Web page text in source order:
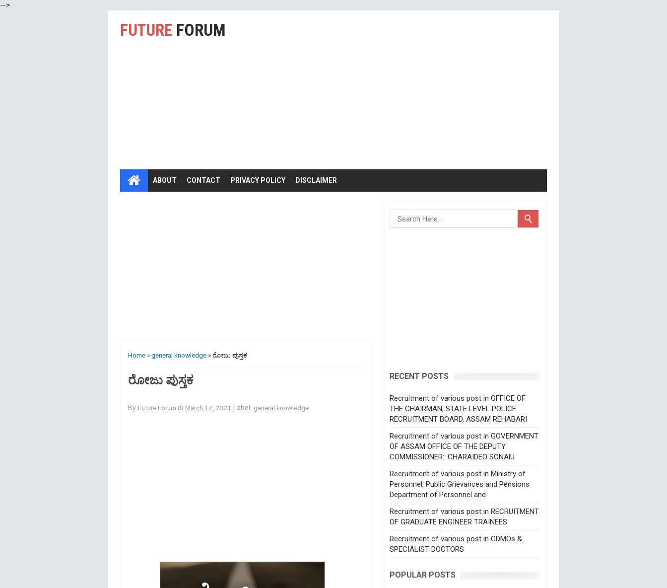
-->
FUTURE FORUM
ABOUT CONTACT PRIVACY POLICY DISCLAIMER
Home »general knowledge » ರೋಜು ಪುಸ್ತಕ
ರೋಜು ಪುಸ್ತಕ
By Future Forum di March 17, 2021 Label: general knowledge
RECENT POSTS
Recruitment of various post in OFFICE OF
THE CHAIRMAN, STATE LEVEL POLICE
RECRUITMENT BOARD, ASSAM REHABARI
Recruitment of various post in GOVERNMENT
OF ASSAM OFFICE OF THE DEPUTY
COMMISSIONER:: CHARAIDEO SONAlU
Recruitment of various post in Ministry of
Personnel, Public Grievances and Pensions
Department of Personnel and
Recruitment of various post in RECRUITMENT
OF GRADUATE ENGINEER TRAINEES
Recruitment of various post in CDMOs &
SPECIALIST DOCTORS
POPULAR POSTS